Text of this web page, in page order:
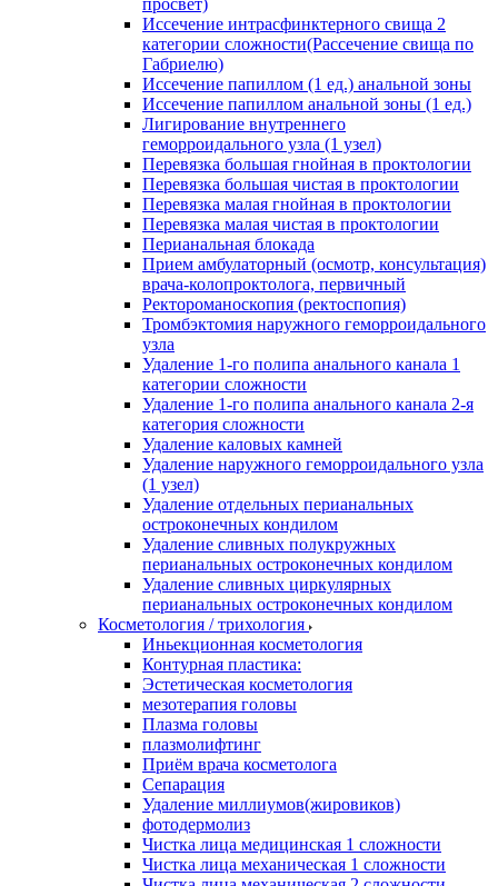
просвет)
Иссечение интрасфинктерного свища 2
категории сложности(Рассечение свища по
Габриелю)
Иссечение папиллом (1 ед.) анальной зоны
Иссечение папиллом анальной зоны (1 ед.)
Лигирование внутреннего
геморроидального узла (1 узел)
Перевязка большая гнойная в проктологии
Перевязка большая чистая в проктологии
Перевязка малая гнойная в проктологии
Перевязка малая чистая в проктологии
Перианальная блокада
Прием амбулаторный (осмотр, консультация)
врача-колопроктолога, первичный
Ректороманоскопия (ректоспопия)
Тромбэктомия наружного геморроидального
узла
Удаление 1-го полипа анального канала 1
категории сложности
Удаление 1-го полипа анального канала 2-я
категория сложности
Удаление каловых камней
Удаление наружного геморроидального узла
(1 узел)
Удаление отдельных перианальных
остроконечных кондилом
Удаление сливных полукружных
перианальных остроконечных кондилом
Удаление сливных циркулярных
перианальных остроконечных кондилом
Косметология / трихология
Иньекционная косметология
Контурная пластика:
Эстетическая косметология
мезотерапия головы
Плазма головы
плазмолифтинг
Приём врача косметолога
Сепарация
Удаление миллиумов(жировиков)
фотодермолиз
Чистка лица медицинская 1 сложности
Чистка лица механическая 1 сложности